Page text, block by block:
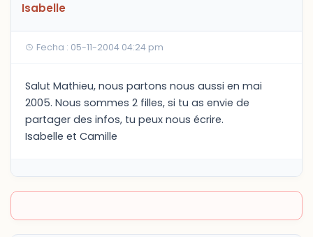
Isabelle
Fecha : 05-11-2004 04:24 pm
Salut Mathieu, nous partons nous aussi en mai
2005. Nous sommes 2 filles, si tu as envie de
partager des infos, tu peux nous écrire.
Isabelle et Camille